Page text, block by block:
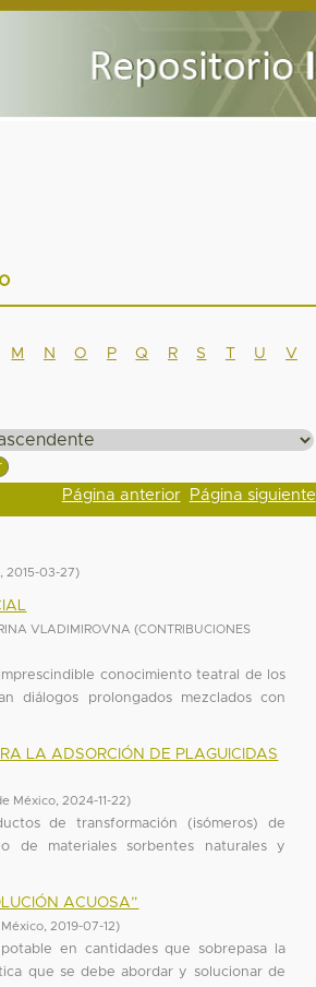
M N O P Q R S T U
V
Página anterior Página siguiente
2015-03-27)
VLADIMIROVNA (CONTRIBUCIONES
conocimiento teatral de los
diálogos prolongados mezclados con
LA ADSORCIÓN DE PLAGUICIDAS
México 2024-11-22)
de transformación (isómeros) de
de materiales sorbentes naturales y
ACUOSA”
2019-07-12)
en cantidades que sobrepasa la
que se debe abordar y solucionar de